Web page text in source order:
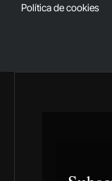
Política de cookies